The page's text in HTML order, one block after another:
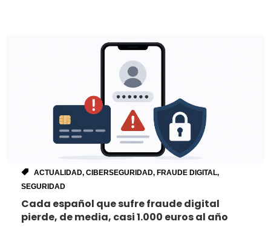
ACTUALIDAD, CIBERSEGURIDAD, FRAUDE DIGITAL,
SEGURIDAD
Cada español que sufre fraude digital
pierde, de media, casi 1.000 euros al año